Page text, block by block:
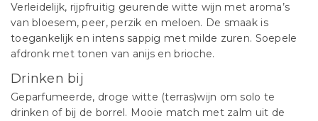
Verleidelijk, rijpfruitig geurende witte wijn met aroma’s
van bloesem, peer, perzik en meloen. De smaak is
toegankelijk en intens sappig met milde zuren. Soepele
afdronk met tonen van anijs en brioche.
Drinken bij
Geparfumeerde, droge witte (terras)wijn om solo te
drinken of bij de borrel. Mooie match met zalm uit de